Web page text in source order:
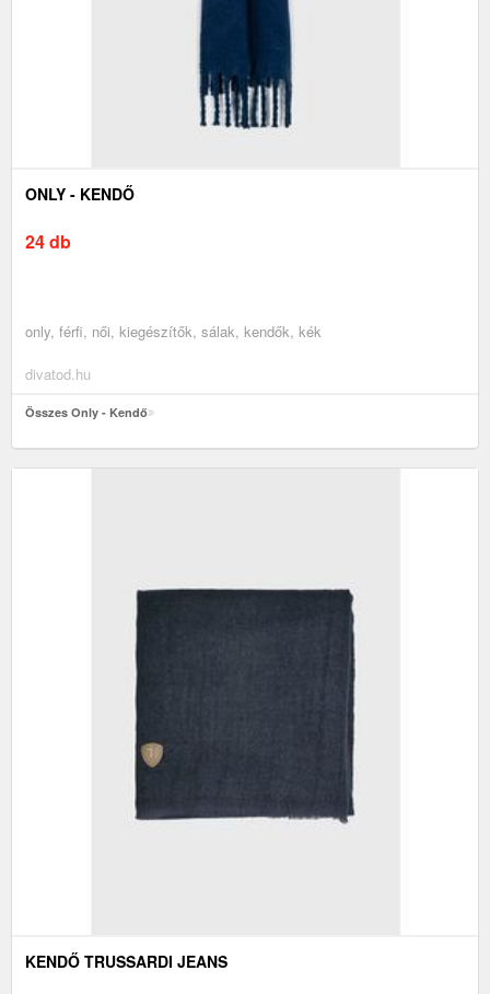
ONLY - KENDŐ
24 db
only, férfi, női, kiegészítők, sálak, kendők, kék
divatod.hu
Összes Only - Kendő
KENDŐ TRUSSARDI JEANS